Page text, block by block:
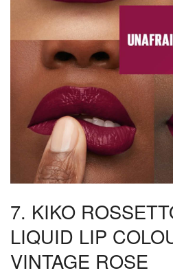
7. KIKO
LIQUID LIP
VINTAGE ROSE